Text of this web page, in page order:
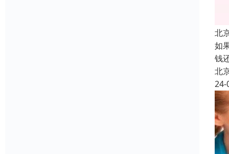
北
如
钱
北
24-